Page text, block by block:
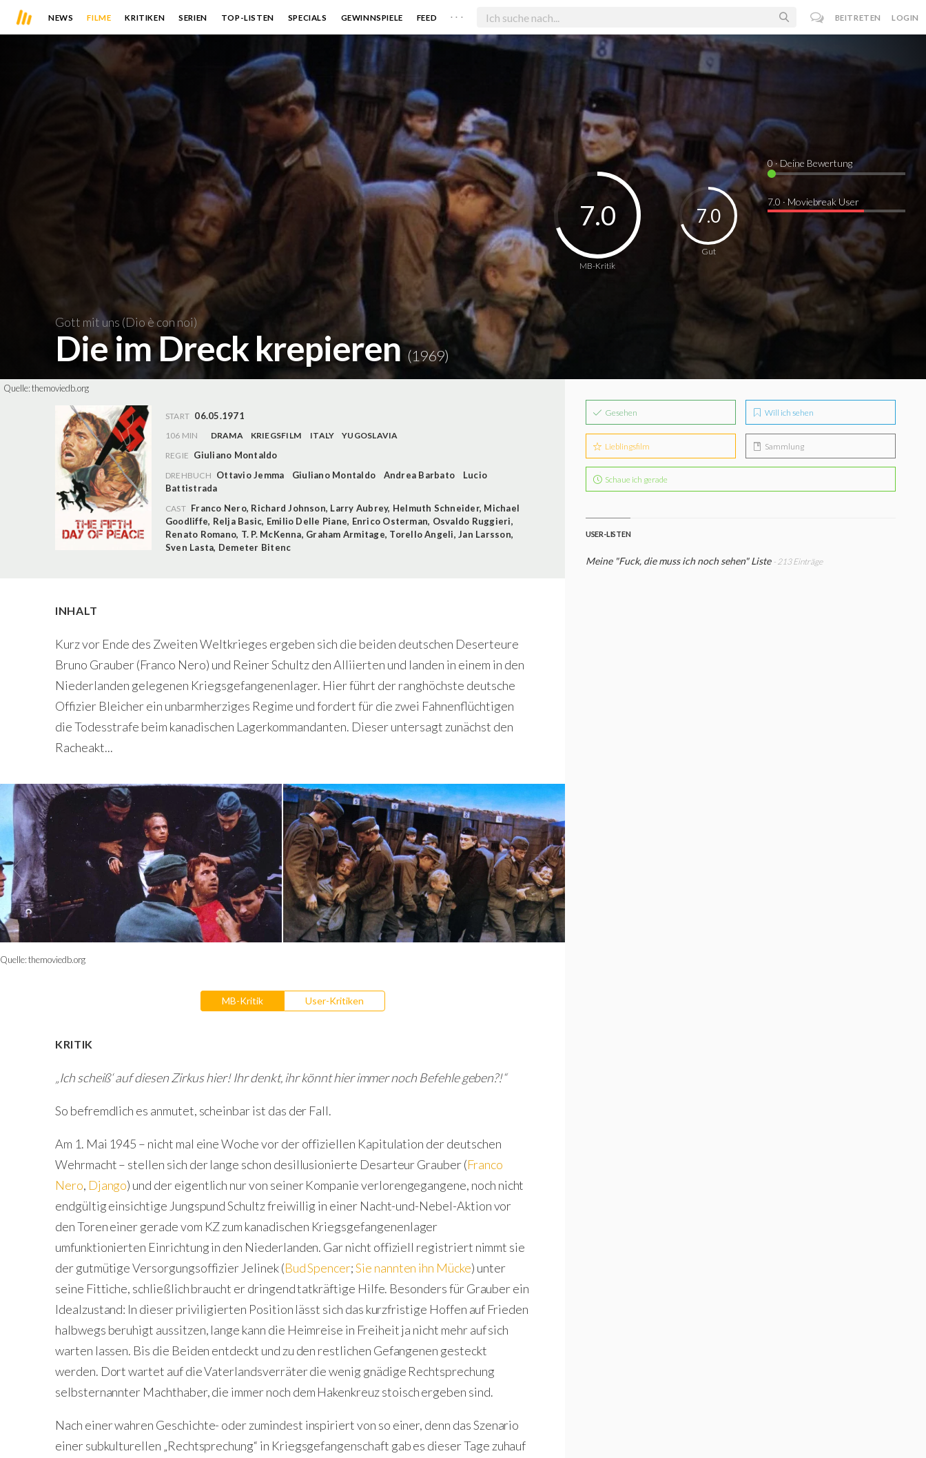
NEWS FILME KRITIKEN SERIEN TOP-LISTEN SPECIALS GEWINNSPIELE FEED . . . BEITRETEN LOGIN
Gott mit uns (Dio è con noi)
Die im Dreck krepieren(1969)
MB-Kritik
7.0
Gut
7.0
0· Deine Bewertung
7.0 · Moviebreak User
Quelle:themoviedb.org
START 06.05.1971
106 MIN DRAMA KRIEGSFILM ITALY
YUGOSLAVIA
REGIE Giuliano Montaldo
DREHBUCH Ottavio Jemma Giuliano Montaldo Andrea Barbato
Lucio
Battistrada
CAST Franco Nero, Richard Johnson, Larry Aubrey, Helmuth Schneider, Michael
Goodliffe, Relja Basic, Emilio Delle Piane, Enrico Osterman, Osvaldo Ruggieri,
Renato Romano, T. P. McKenna, Graham Armitage, Torello Angeli,Jan Larsson,
Sven Lasta, Demeter Bitenc
INHALT
Kurz vor Ende des Zweiten Weltkrieges ergeben sich die beiden deutschen Deserteure
Bruno Grauber (Franco Nero) und Reiner Schultz den Alliierten und landen in einem in den
Niederlanden gelegenen Kriegsgefangenenlager. Hier führt der ranghöchste deutsche
Offizier Bleicher ein unbarmherziges Regime und fordert für die zwei Fahnenflüchtigen
die Todesstrafe beim kanadischen Lagerkommandanten. Dieser untersagt zunächst den
Racheakt...
Quelle:themoviedb.org
MB-Kritik User-Kritiken
KRITIK
„Ich scheiß‘ auf diesen Zirkus hier! Ihr denkt, ihr könnt hier immer noch Befehle geben?!“
So befremdlich es anmutet, scheinbar ist das der Fall.
Am 1. Mai 1945 – nicht mal eine Woche vor der offiziellen Kapitulation der deutschen
Wehrmacht – stellen sich der lange schon desillusionierte Desarteur Grauber (Franco
Nero, Django) und der eigentlich nur von seiner Kompanie verlorengegangene, noch nicht
endgültig einsichtige Jungspund Schultz freiwillig in einer Nacht-und-Nebel-Aktion vor
den Toren einer gerade vom KZ zum kanadischen Kriegsgefangenenlager
umfunktionierten Einrichtung in den Niederlanden. Gar nicht offiziell registriert nimmt sie
der gutmütige Versorgungsoffizier Jelinek (Bud Spencer;Sie nannten ihn Mücke) unter
seine Fittiche, schließlich braucht er dringend tatkräftige Hilfe. Besonders für Grauber ein
Idealzustand: In dieser priviligierten Position lässt sich das kurzfristige Hoffen auf Frieden
halbwegs beruhigt aussitzen, lange kann die Heimreise in Freiheit ja nicht mehr auf sich
warten lassen. Bis die Beiden entdeckt und zu den restlichen Gefangenen gesteckt
werden. Dort wartet auf die Vaterlandsverräter die wenig gnädige Rechtsprechung
selbsternannter Machthaber, die immer noch dem Hakenkreuz stoisch ergeben sind.
Nach einer wahren Geschichte- oder zumindest inspiriert von so einer, denn das Szenario
einer subkulturellen „Rechtsprechung“ in Kriegsgefangenschaft gab es dieser Tage zuhauf
Gesehen Will ich sehen
Lieblingsfilm Sammlung
Schaue ich gerade
USER-LISTEN
Meine "Fuck, die muss ich noch sehen" Liste - 213 Einträge